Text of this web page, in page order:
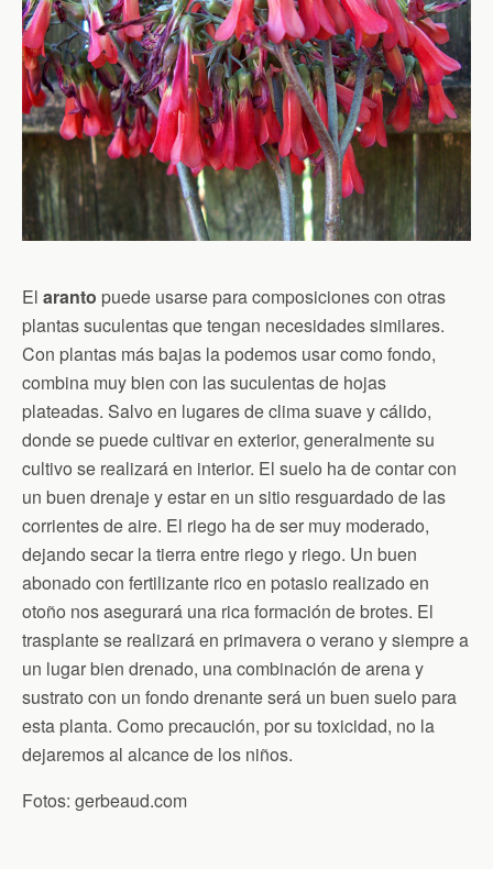
El aranto puede usarse para composiciones con otras
plantas suculentas que tengan necesidades similares.
Con plantas más bajas la podemos usar como fondo,
combina muy bien con las suculentas de hojas
plateadas. Salvo en lugares de clima suave y cálido,
donde se puede cultivar en exterior, generalmente su
cultivo se realizará en interior. El suelo ha de contar con
un buen drenaje y estar en un sitio resguardado de las
corrientes de aire. El riego ha de ser muy moderado,
dejando secar la tierra entre riego y riego. Un buen
abonado con fertilizante rico en potasio realizado en
otoño nos asegurará una rica formación de brotes. El
trasplante se realizará en primavera o verano y siempre a
un lugar bien drenado, una combinación de arena y
sustrato con un fondo drenante será un buen suelo para
esta planta. Como precaución, por su toxicidad, no la
dejaremos al alcance de los niños.
Fotos: gerbeaud.com